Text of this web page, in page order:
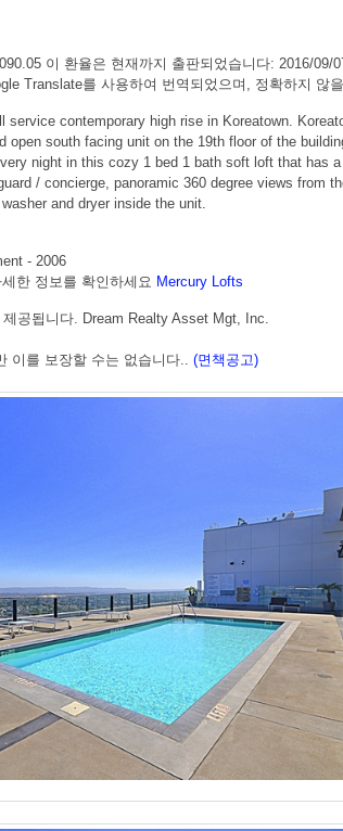
이 환율은 현재까지 출판되었습니다: 2016/09/
Translate를 사용하여 번역되었으며, 정확하지 않
service contemporary high rise in Koreatown.
open south facing unit on the 19th floor of the
night in this cozy 1 bed 1 bath soft loft that has
/ concierge, panoramic 360 degree views from
and dryer inside the unit.
- 2006
한 정보를 확인하세요 Mercury Lofts
공됩니다. Dream Realty Asset Mgt, Inc.
이를 보장할 수는 없습니다.. (면책공고)